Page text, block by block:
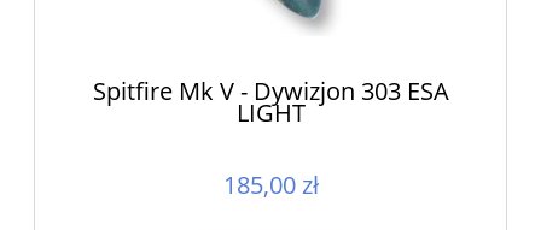
Spitfire Mk V - Dywizjon 303 ESA
LIGHT
185,00 zł